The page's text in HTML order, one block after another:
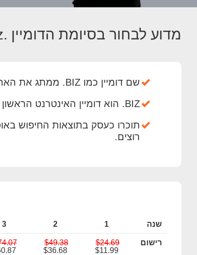
מדוע לבחור בסיומת הדומיין .biz?
שם דומיין כמו BIZ. ממתג את האתר שלכם באופן מיידי כממוקד-עסקים.
BIZ. הוא דומיין האינטרנט הראשון והיחיד שנועד לענות על צרכיהם של עסקים בעלי ביצועים גבוהים מכל הגדלים בכל העולם.
רוצים.
שנה 1
2
3
רישום
$24.69
$11.99
$49.38
$36.68